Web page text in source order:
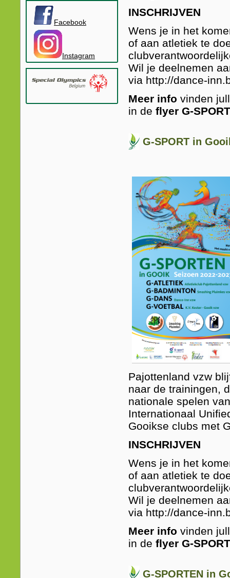
Facebook
Instagram
INSCHRIJVEN
Wens je in het
of aan atletiek te
Wil je deelnemen
via http://dance-
Meer info vinden
in de flyer G-
G-SPORT in
Pajottenland vzw
naar de trainingen,
nationale spelen
Internationaal
Gooikse clubs met
INSCHRIJVEN
Wens je in het
of aan atletiek te
Wil je deelnemen
via http://dance-
Meer info vinden
in de flyer G-
G-SPORTEN in